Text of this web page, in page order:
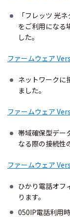
「フレッツ 光
をご利用になる
した。
ファームウェア
ネットワークに
ました。
ファームウェア
帯域確保型デー
なる際の接続性
ファームウェア
ひかり電話オフ
ります。
050IP電話利用